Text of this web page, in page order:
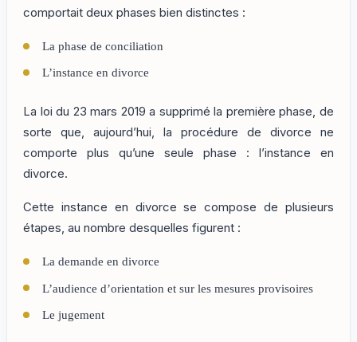
comportait deux phases bien distinctes :
La phase de conciliation
L’instance en divorce
La loi du 23 mars 2019 a supprimé la première phase, de
sorte que, aujourd’hui, la procédure de divorce ne
comporte plus qu’une seule phase : l’instance en
divorce.
Cette instance en divorce se compose de plusieurs
étapes, au nombre desquelles figurent :
La demande en divorce
L’audience d’orientation et sur les mesures provisoires
Le jugement